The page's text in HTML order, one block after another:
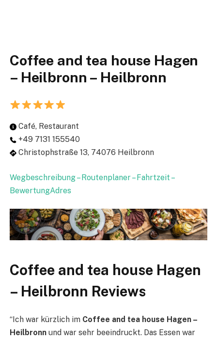
Coffee and tea house Hagen
– Heilbronn – Heilbronn
Café, Restaurant
+49 7131 155540
Christophstraße 13, 74076 Heilbronn
Wegbeschreibung – Routenplaner – Fahrtzeit –
BewertungAdres
Coffee and tea house Hagen
– Heilbronn Reviews
“Ich war kürzlich im Coffee and tea house Hagen –
Heilbronn und war sehr beeindruckt. Das Essen war